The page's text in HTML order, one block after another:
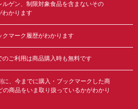
ルゲン、制限対象食品を含まないその
わかります
クマーク履歴がわかります
のご利用は商品購入時も無料です
に、今までに購入・ブックマークした商
の商品をいま取り扱っているかがわかり